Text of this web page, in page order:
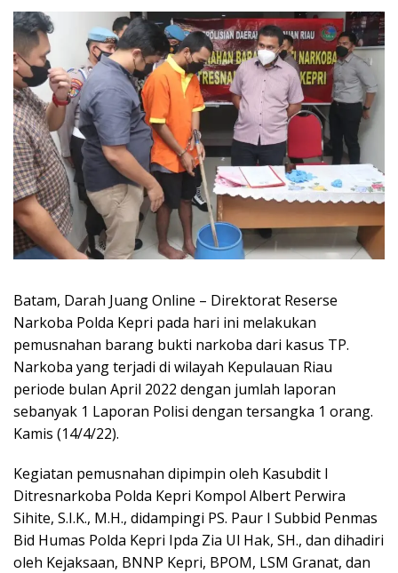
Batam, Darah Juang Online – Direktorat Reserse
Narkoba Polda Kepri pada hari ini melakukan
pemusnahan barang bukti narkoba dari kasus TP.
Narkoba yang terjadi di wilayah Kepulauan Riau
periode bulan April 2022 dengan jumlah laporan
sebanyak 1 Laporan Polisi dengan tersangka 1 orang.
Kamis (14/4/22).
Kegiatan pemusnahan dipimpin oleh Kasubdit I
Ditresnarkoba Polda Kepri Kompol Albert Perwira
Sihite, S.I.K., M.H., didampingi PS. Paur I Subbid Penmas
Bid Humas Polda Kepri Ipda Zia Ul Hak, SH., dan dihadiri
oleh Kejaksaan, BNNP Kepri, BPOM, LSM Granat, dan